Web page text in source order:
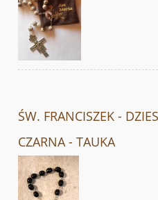
ŚW. FRANCISZEK -
CZARNA - TAUKA